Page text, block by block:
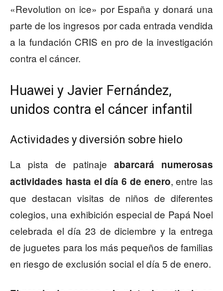
«Revolution on ice» por España y donará una
parte de los ingresos por cada entrada vendida
a la fundación CRIS en pro de la investigación
contra el cáncer.
Huawei y Javier Fernández,
unidos contra el cáncer infantil
Actividades y diversión sobre hielo
La pista de patinaje abarcará numerosas
actividades hasta el día 6 de enero, entre las
que destacan visitas de niños de diferentes
colegios, una exhibición especial de Papá Noel
celebrada el día 23 de diciembre y la entrega
de juguetes para los más pequeños de familias
en riesgo de exclusión social el día 5 de enero.